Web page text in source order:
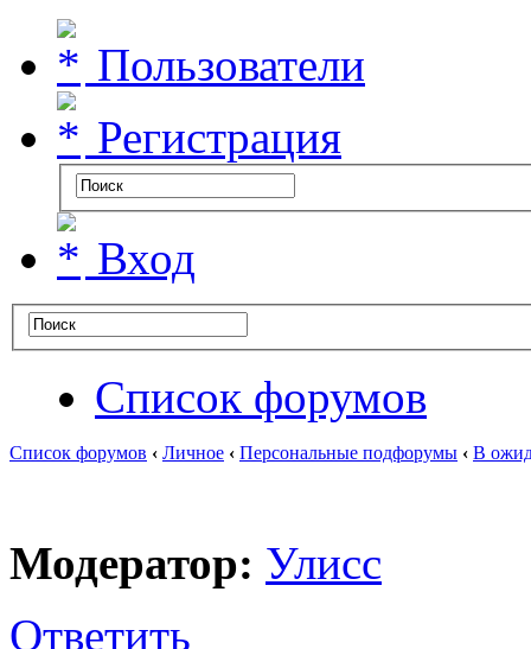
Пользователи
Регистрация
Вход
Список форумов
Список форумов ‹ Личное ‹ Персональные подфорумы ‹ В
Модератор: Улисс
Ответить